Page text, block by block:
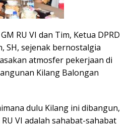
RU VI dan Tim, Ketua DPRD
SH, sejenak bernostalgia
atmosfer pekerjaan di
Kilang Balongan
dulu Kilang ini dibangun,
VI adalah sahabat-sahabat